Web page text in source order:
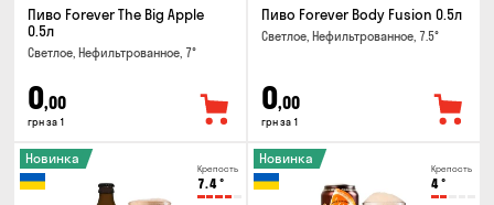
Пиво Forever The Big Apple
0.5л
Светлое, Нефильтрованное, 7°
0,00
грн за 1
Пиво Forever Body Fusion 0.5л
Светлое, Нефильтрованное, 7.5°
0,00
грн за 1
Крепость
7.4°
Новинка
Крепость
4°
Новинка